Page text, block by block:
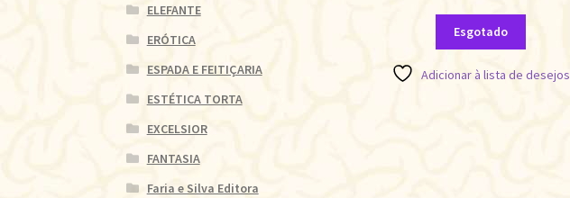
Esgotado
Adicionar à lista de desejos
ELEFANTE
ERÓTICA
ESPADA E FEITIÇARIA
ESTÉTICA TORTA
EXCELSIOR
FANTASIA
Faria e Silva Editora